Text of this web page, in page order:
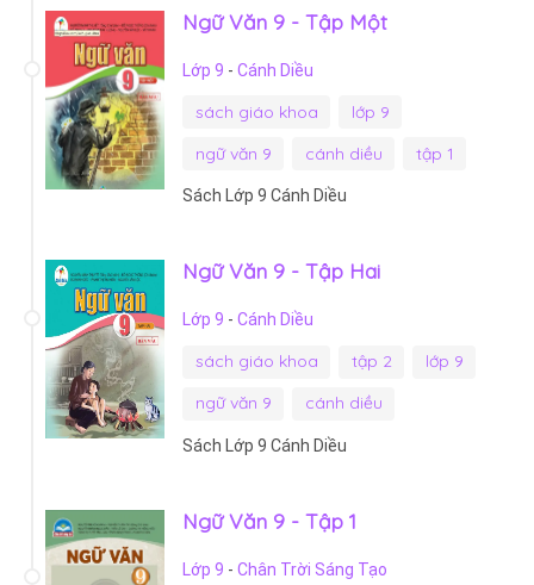
Ngữ Văn 9 - Tập Một
Lớp 9 - Cánh Diều
sách giáo khoa
lớp 9
ngữ văn 9
cánh diều tập 1
Sách Lớp 9 Cánh Diều
Ngữ Văn 9 - Tập Hai
Lớp 9 - Cánh Diều
sách giáo khoa tập 2
lớp 9
ngữ văn 9
cánh diều
Sách Lớp 9 Cánh Diều
Ngữ Văn 9 - Tập 1
Lớp 9 - Chân Trời Sáng Tạo